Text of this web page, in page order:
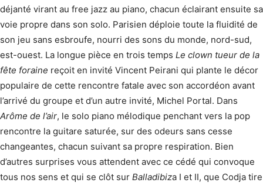
déjanté virant au free jazz au piano, chacun éclairant ensuite sa
voie propre dans son solo. Parisien déploie toute la fluidité de
son jeu sans esbroufe, nourri des sons du monde, nord-sud,
est-ouest. La longue pièce en trois temps Le clown tueur de la
fête foraine reçoit en invité Vincent Peirani qui plante le décor
populaire de cette rencontre fatale avec son accordéon avant
l’arrivé du groupe et d’un autre invité, Michel Portal. Dans
Arôme de l’air, le solo piano mélodique penchant vers la pop
rencontre la guitare saturée, sur des odeurs sans cesse
changeantes, chacun suivant sa propre respiration. Bien
d’autres surprises vous attendent avec ce cédé qui convoque
tous nos sens et qui se clôt sur Balladibiza I et II, que Codja tire